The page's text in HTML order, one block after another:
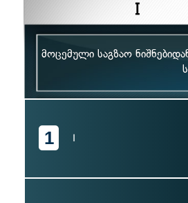
მოცემული საგზაო
1 I